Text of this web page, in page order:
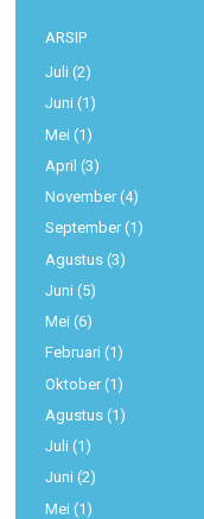
ARSIP
Juli (2)
Juni (1)
Mei (1)
April (3)
November(4)
September(1)
Agustus (3)
Juni (5)
Mei (6)
Februari (1)
Oktober(1)
Agustus (1)
Juli (1)
Juni (2)
Mei (1)